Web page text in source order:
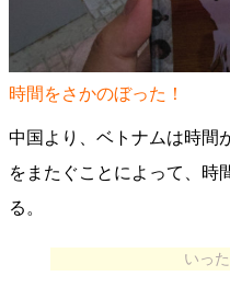
時間をさかのぼった！
中国より、ベトナムは時間
をまたぐことによって、
る。
いっ